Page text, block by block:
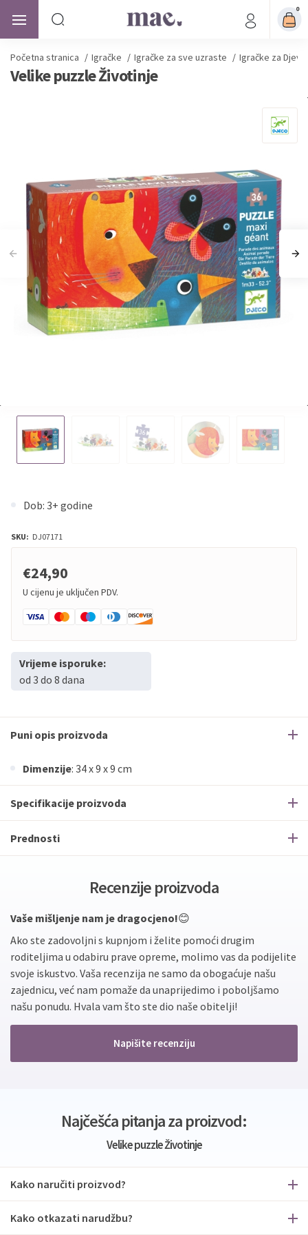
0
Početna stranica / Igračke / Igračke za sve uzraste / Igračke za
Velike puzzle Životinje
Dob: 3+ godine
SKU: DJ07171
€24,90
U cijenu je uključen PDV.
Vrijeme isporuke:
od 3 do 8 dana
Puni opis proizvoda
Dimenzije: 34 x 9 x 9 cm
Specifikacije proizvoda
Prednosti
Recenzije proizvoda
Vaše mišljenje nam je dragocjeno!😊
Ako ste zadovoljni s kupnjom i želite pomoći drugim
roditeljima u odabiru prave opreme, molimo vas da podijelite
svoje iskustvo. Vaša recenzija ne samo da obogaćuje našu
zajednicu, već nam pomaže da unaprijedimo i poboljšamo
našu ponudu. Hvala vam što ste dio naše obitelji!
Napišite recenziju
Najčešća pitanja za proizvod:
Velike puzzle Životinje
Kako naručiti proizvod?
Kako otkazati narudžbu?